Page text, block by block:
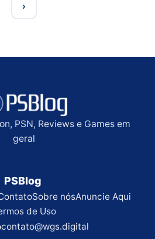
›
PSN, Reviews e Games em
geral
PSBlog
Sobre nósAnuncie Aqui
de Uso
contato@wgs.digital